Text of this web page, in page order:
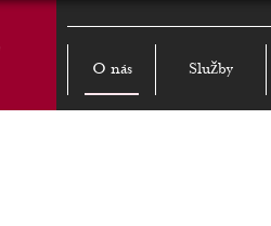
O nás Služby